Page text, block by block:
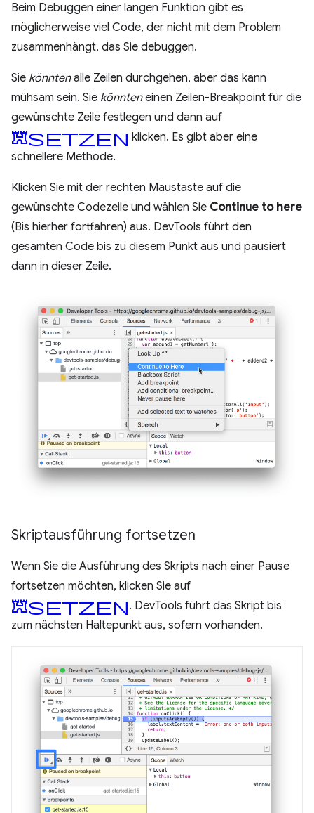
Beim Debuggen einer langen Funktion gibt es
möglicherweise viel Code, der nicht mit dem Problem
zusammenhängt, das Sie debuggen.
Sie könntenalle Zeilen durchgehen, aber das kann
mühsam sein. Sie könnteneinen Zeilen-Breakpoint für die
gewünschte Zeile festlegen und dann auf
Fortsetzen klicken. Es gibt aber eine
schnellere Methode.
Klicken Sie mit der rechten Maustaste auf die
gewünschte Codezeile und wählen Sie Continue to here
(Bis hierher fortfahren) aus. DevTools führt den
gesamten Code bis zu diesem Punkt aus und pausiert
dann in dieser Zeile.
Skriptausführung fortsetzen
Wenn Sie die Ausführung des Skripts nach einer Pause
fortsetzen möchten, klicken Sie auf
Fortsetzen. DevTools führt das Skript bis
zum nächsten Haltepunkt aus, sofern vorhanden.